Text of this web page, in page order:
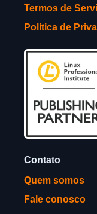
Termos de
Política de
Contato
Quem somos
Fale conosco